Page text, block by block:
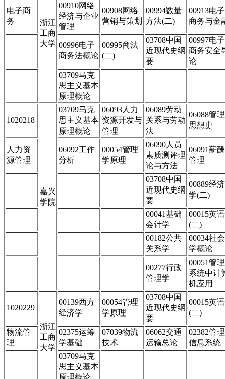
浙江
工商
大学
电子商
务
00910网络
经济与企业
管理
00908网络
营销与策划
00994数量
方法(二)
00913电子
商务与金
00996电子
商务法概论
00995商法
(二)
03708中国
近现代史纲
要
00997电子
商务安全
论
03709马克
思主义基本
原理概论
1020218
嘉兴
学院
03709马克
思主义基本
原理概论
06093人力
资源开发与
管理
06089劳动
关系与劳动
法
06088管理
思想史
人力资
源管理
06092工作
分析
00054管理
学原理
06090人员
素质测评理
论与方法
06091薪酬
管理
03708中国
近现代史纲
要
00889经济
学(二)
00041基础
会计学
00015英语
(二)
00182公共
关系学
00034社会
学概论
00277行政
管理学
00051管理
系统中计
机应用
1020229
浙江
工商
大学
00139西方
经济学
00054管理
学原理
03708中国
近现代史纲
要
00015英语
(二)
物流管
理
02375运筹
学基础
07039物流
技术
06062交通
运输总论
02382管理
信息系统
03709马克
思主义基本
原理概论